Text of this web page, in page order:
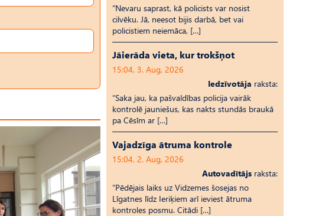
“Nevaru saprast, kā policists var nosist
cilvēku. Jā, neesot bijis darbā, bet vai
policistiem neiemāca, […]
Jāierāda vieta, kur trokšņot
15:04, 3. Aug, 2026
Iedzīvotāja raksta:
“Saka jau, ka pašvaldības policija vairāk
kontrolē jauniešus, kas nakts stundās braukā
pa Cēsīm ar […]
Vajadzīga ātruma kontrole
15:04, 2. Aug, 2026
Autovadītājs raksta:
“Pēdējais laiks uz Vid­ze­mes šosejas no
Līgatnes līdz Ieriķiem arī ieviest ātruma
kontroles posmu. Citādi […]